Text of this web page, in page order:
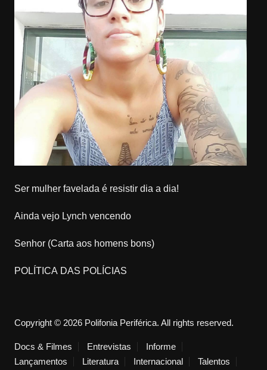
Ser mulher favelada é resistir dia a dia!
Ainda vejo Lynch vencendo
Senhor (Carta aos homens bons)
POLÍTICA DAS POLÍCIAS
Copyright © 2026 Polifonia Periférica. All rights reserved.
Docs & Filmes Entrevistas
Informe
Lançamentos
Literatura Internacional Talentos